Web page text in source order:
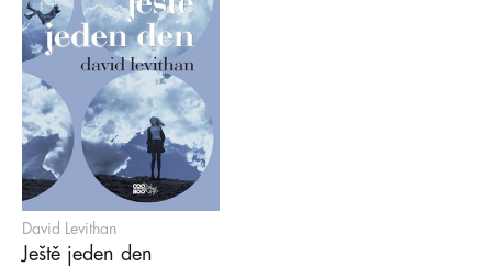
David Levithan
Ještě jeden den